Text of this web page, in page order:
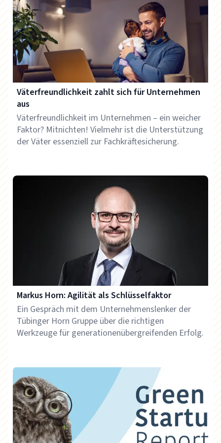
Väterfreundlichkeit zahlt sich für Unternehmen
aus
Väterfreundlichkeit im Unternehmen – ein weicher
Faktor? Mitnichten! Vielmehr ist die Unterstützung
der Väter essenziell zur Fachkräftesicherung.
Markus Horn: Agilität als Schlüsselfaktor
Ein Gespräch mit dem Unternehmenslenker der
Tübinger Horn Gruppe über die richtigen
Werkzeuge für generationenübergreifenden Erfolg.